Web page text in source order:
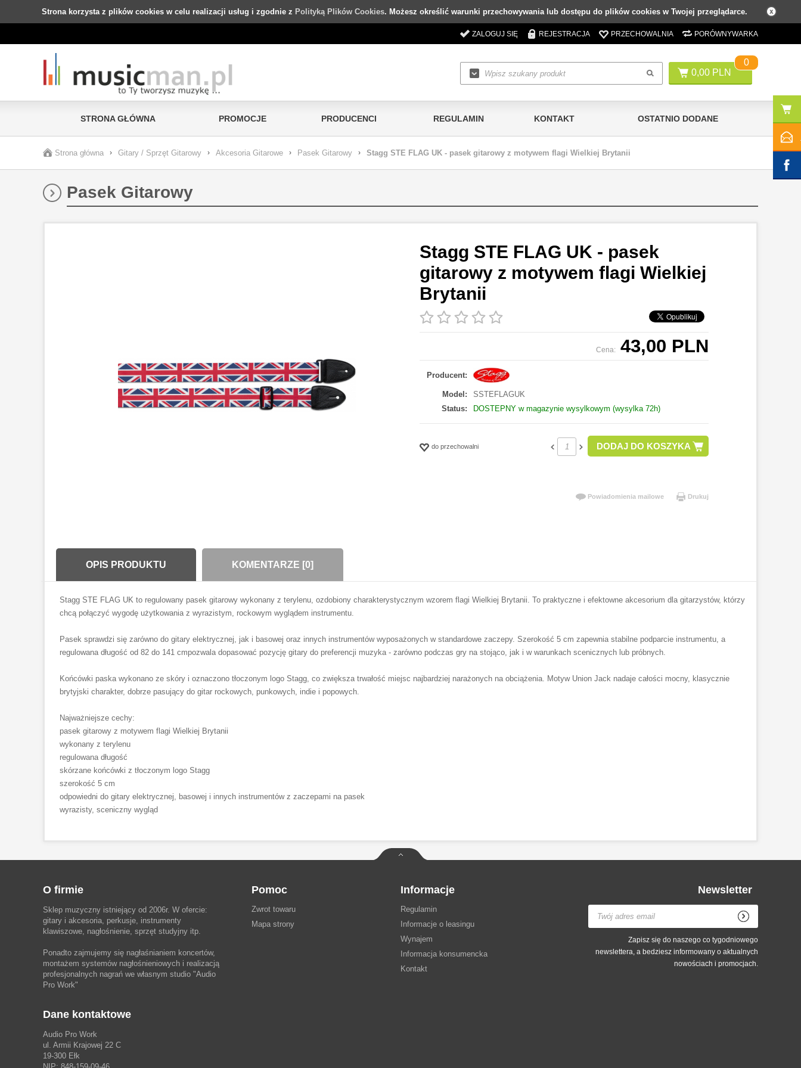
Strona korzysta z plików cookies w celu realizacji usług i zgodnie z Polityką Plików Cookies. Możesz określić warunki przechowywania lub dostępu do plików cookies w Twojej przeglądarce.
ZALOGUJ SIĘ REJESTRACJA PRZECHOWALNIA PORÓWNYWARKA
0,00 PLN
0
STRONA GŁÓWNA PROMOCJE PRODUCENCI REGULAMIN KONTAKT OSTATNIO DODANE
Strona główna › Gitary / Sprzęt Gitarowy › Akcesoria Gitarowe › Pasek Gitarowy › Stagg STE FLAG UK - pasek gitarowy z motywem flagi Wielkiej Brytanii
Pasek Gitarowy
Stagg STE FLAG UK - pasek
gitarowy z motywem flagi Wielkiej
Brytanii
Cena: 43,00 PLN
Producent:
Model:
SSTEFLAGUK
Status:
DOSTEPNY w magazynie wysylkowym (wysylka 72h)
do przechowalni DODAJ DO KOSZYKA
Powiadomienia mailowe Drukuj
OPIS PRODUKTU KOMENTARZE [0]
Stagg STE FLAG UK to regulowany pasek gitarowy wykonany z terylenu, ozdobiony charakterystycznym wzorem flagi Wielkiej Brytanii. To praktyczne i efektowne akcesorium dla gitarzystów, którzy
chcą połączyć wygodę użytkowania z wyrazistym, rockowym wyglądem instrumentu.
Pasek sprawdzi się zarówno do gitary elektrycznej, jak i basowej oraz innych instrumentów wyposażonych w standardowe zaczepy. Szerokość 5 cm zapewnia stabilne podparcie instrumentu, a
regulowana długość od 82 do 141 cmpozwala dopasować pozycję gitary do preferencji muzyka - zarówno podczas gry na stojąco, jak i w warunkach scenicznych lub próbnych.
Końcówki paska wykonano ze skóry i oznaczono tłoczonym logo Stagg, co zwiększa trwałość miejsc najbardziej narażonych na obciążenia. Motyw Union Jack nadaje całości mocny, klasycznie
brytyjski charakter, dobrze pasujący do gitar rockowych, punkowych, indie i popowych.
Najważniejsze cechy:
pasek gitarowy z motywem flagi Wielkiej Brytanii
wykonany z terylenu
regulowana długość
skórzane końcówki z tłoczonym logo Stagg
szerokość 5 cm
odpowiedni do gitary elektrycznej, basowej i innych instrumentów z zaczepami na pasek
wyrazisty, sceniczny wygląd
Newsletter
Zapisz się do naszego co tygodniowego
newslettera, a bedziesz informowany o aktualnych
nowościach i promocjach.
Informacje
Regulamin
Informacje o leasingu
Wynajem
Informacja konsumencka
Kontakt
Pomoc
Zwrot towaru
Mapa strony
O firmie
Sklep muzyczny istniejący od 2006r. W ofercie:
gitary i akcesoria, perkusje, instrumenty
klawiszowe, nagłośnienie, sprzęt studyjny itp.
Ponadto zajmujemy się nagłaśnianiem koncertów,
montażem systemów nagłośnieniowych i realizacją
profesjonalnych nagrań we własnym studio "Audio
Pro Work"
Dane kontaktowe
Audio Pro Work
ul. Armii Krajowej 22 C
19-300 Ełk